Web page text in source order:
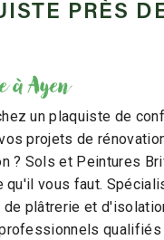
PRÈS
à Ayen
un plaquiste de
projets de
? Sols et Peintures
qu'il vous faut.
de plâtrerie et
qualifiés